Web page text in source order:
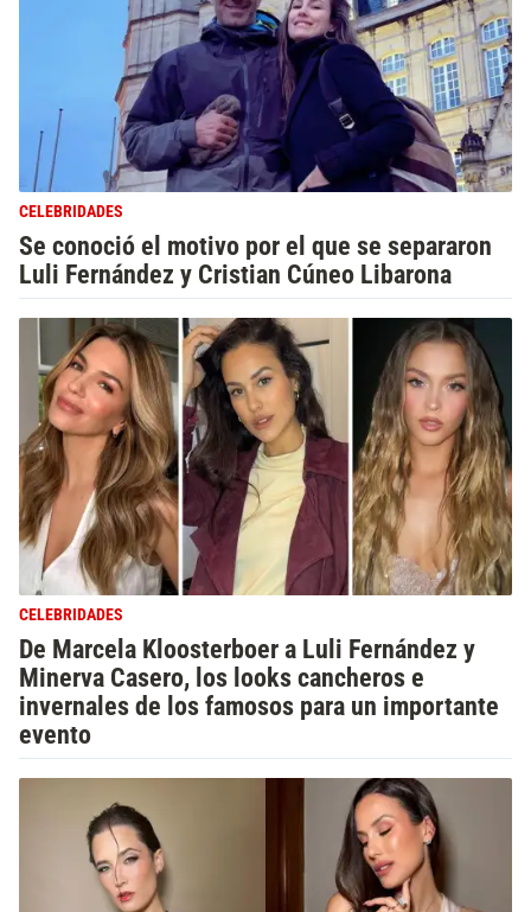
CELEBRIDADES
Se conoció el motivo por el que se separaron
Luli Fernández y Cristian Cúneo Libarona
CELEBRIDADES
De Marcela Kloosterboer a Luli Fernández y
Minerva Casero, los looks cancheros e
invernales de los famosos para un importante
evento